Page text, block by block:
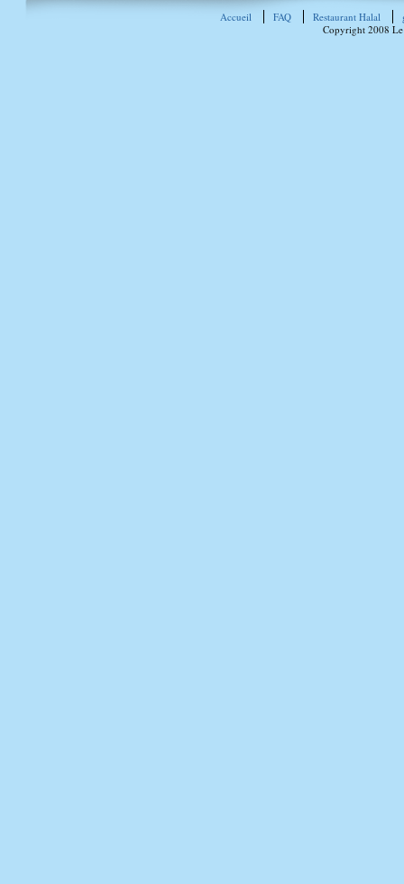
Accueil FAQ Restaurant Halal
Copyright 2008